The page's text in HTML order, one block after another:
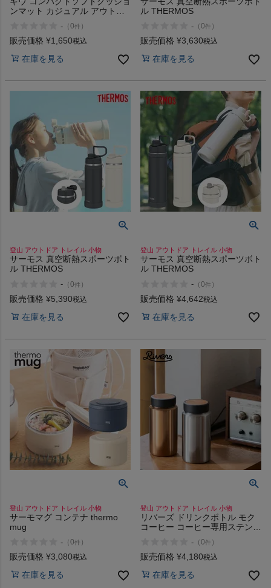
ンマット カジュアル アウトド
ェス 公園遊び バーベキュー Kiu
1seater 622 641 644 900
- （0件 ）
販売価格 ¥1,650税込
在庫を見る
ル THERMOS
- （0件 ）
販売価格 ¥3,630税込
在庫を見る
登山 アウトドア トレイル 小物
サーモス 真空断熱スポーツボト
ル THERMOS
- （0件 ）
販売価格 ¥5,390税込
在庫を見る
登山 アウトドア トレイル 小物
サーモス 真空断熱スポーツボト
ル THERMOS
- （0件 ）
販売価格 ¥4,642税込
在庫を見る
登山 アウトドア トレイル 小物
サーモマグ コンテナ thermo
mug
- （0件 ）
販売価格 ¥3,080税込
在庫を見る
登山 アウトドア トレイル 小物
リバーズ ドリンクボトル モク
コーヒー コーヒー専用ステンレ
- （0件 ）
販売価格 ¥4,180税込
在庫を見る